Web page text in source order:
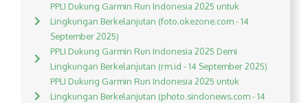
PPLI Dukung Garmin Run Indonesia 2025 untuk
Lingkungan Berkelanjutan (foto.okezone.com - 14
September 2025)
PPLI Dukung Garmin Run Indonesia 2025 Demi
Lingkungan Berkelanjutan (rm.id - 14 September 2025)
PPLI Dukung Garmin Run Indonesia 2025 untuk
Lingkungan Berkelanjutan (photo.sindonews.com - 14